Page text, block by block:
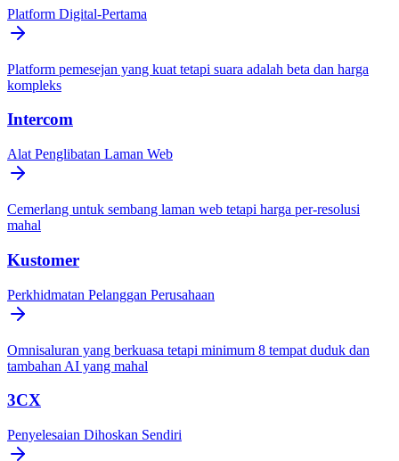
Platform Digital-Pertama
Platform pemesejan yang kuat tetapi suara adalah beta dan harga
kompleks
Intercom
Alat Penglibatan Laman Web
Cemerlang untuk sembang laman web tetapi harga per-resolusi
mahal
Kustomer
Perkhidmatan Pelanggan Perusahaan
Omnisaluran yang berkuasa tetapi minimum 8 tempat duduk dan
tambahan AI yang mahal
3CX
Penyelesaian Dihoskan Sendiri